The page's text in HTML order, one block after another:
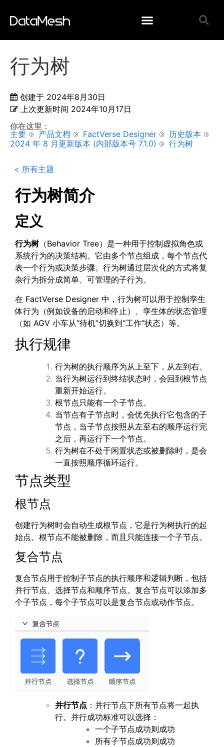
行为树
创建于 2024年8月30日
上次更新时间 2024年10月17日
你在这里：
主要
产品文档 FactVerse Designer
历史版本
2024 年 8 月更新版本 (内部版本号 7.1.0)
行为树
< 所有主题
行为树简介
定义
行为树（Behavior Tree）是一种用于控制虚拟角色或
系统行为的决策结构。它由多个节点组成，每个节点代
表一个行为或决策步骤。行为树通过层次化的方式将复
杂行为拆分成简单、可管理的子行为。
在 FactVerse Designer 中，行为树可以用于控制孪生
体行为（例如设备的启动和停止）、孪生体的状态管理
（如 AGV 小车从“待机”切换到“工作”状态）等。
执行规律
行为树的执行顺序为从上至下，从左到右。
当行为树运行到终结状态时，会回到根节点
重新开始运行。
根节点只能有一个子节点。
当节点有子节点时，会优先执行它包含的子
节点，当子节点按照从左至右的顺序运行完
之后，再运行下一个节点。
行为树在不处于闲置状态或被删除时，是会
一直按照顺序循环运行。
节点类型
根节点
创建行为树时会自动生成根节点，它是行为树执行的起
始点。根节点不能被删除，而且只能连接一个子节点。
复合节点
复合节点用于控制子节点的执行顺序和逻辑判断，包括
并行节点、选择节点和顺序节点。复合节点可以添加多
个子节点，每个子节点可以是复合节点或动作节点。
并行节点 ：并行节点下所有节点将一起执
行。并行成功标准可以选择：
一个子节点成功则成功
所有子节点成功则成功